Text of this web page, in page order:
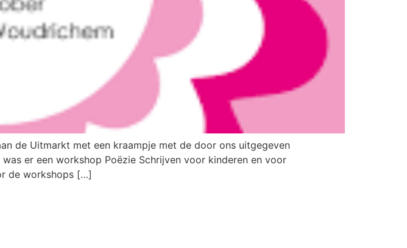
de Uitmarkt met een kraampje met de door ons uitgegeven
er een workshop Poëzie Schrijven voor kinderen en voor
de workshops […]